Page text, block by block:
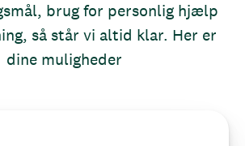
brug for personlig hjælp
så står vi altid klar. Her er
dine muligheder